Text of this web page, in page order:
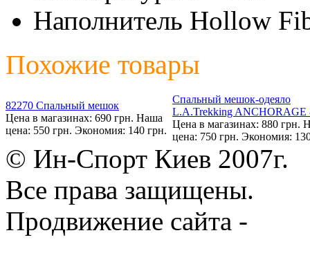
Наполнитель Hollow
Похожие товары
82270 Спальный мешок
Цена в магазинах: 690 грн. Наша
цена: 550 грн. Экономия: 140 грн.
Спальный мешок-одеяло
L.A.Trekking ANCHORAGE
Цена в магазинах: 880 грн.
цена: 750 грн. Экономия:
© Ин-Спорт Киев 2007г.
Все права защищены.
Продвижение сайта -